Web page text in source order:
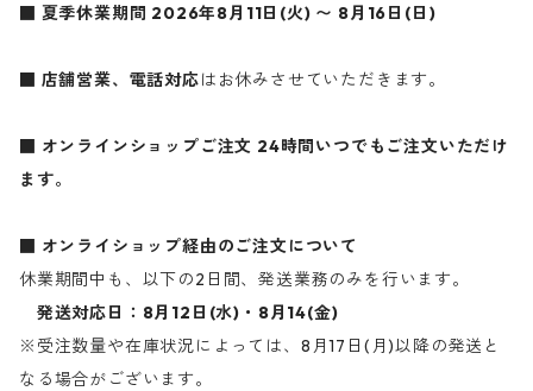
■ 夏季休業期間 2026年8月11日(火) 〜 8月16日(日)
■ 店舗営業、電話対応はお休みさせていただきます。
■ オンラインショップご注文 24時間いつでもご注文いただけ
ます。
■ オンライショップ経由のご注文について
休業期間中も、以下の2日間、発送業務のみを行います。
発送対応日：8月12日(水)・8月14(金)
※受注数量や在庫状況によっては、8月17日(月)以降の発送と
なる場合がございます。